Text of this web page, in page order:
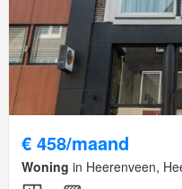
€ 458/maand
Woning in Heerenveen,